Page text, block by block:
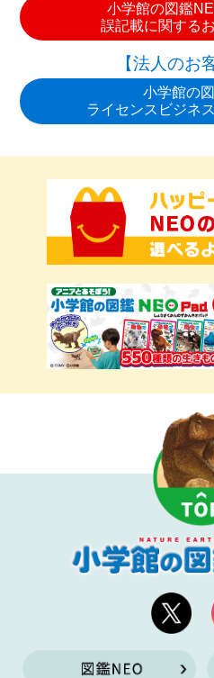
小学館の図鑑
誤記載に関する
【法人のお
小学館の
ライセンスビジネ